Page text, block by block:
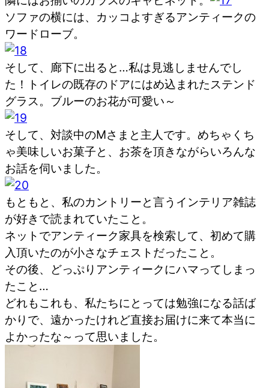
ソファの横には、カッコよすぎるアンティークの
ワードローブ。
そして、廊下に出ると…私は見逃しませんでし
た！トイレの既存のドアにはめ込まれたステンド
グラス。ブルーのお花が可愛い～
そして、対談中のMさまと主人です。めちゃくち
ゃ美味しいお菓子と、お茶を頂きながらいろんな
お話を伺いました。
もともと、私のカントリーと言うインテリア雑誌
が好きで読まれていたこと。
ネットでアンティーク家具を検索して、初めて購
入頂いたのが小さなチェストだったこと。
その後、どっぷりアンティークにハマってしまっ
たこと…
どれもこれも、私たちにとっては勉強になる話ば
かりで、遠かったけれど直接お届けに来て本当に
よかったな～って思いました。